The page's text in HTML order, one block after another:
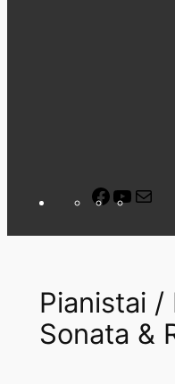
Facebook
Pianistai /
Sonata &